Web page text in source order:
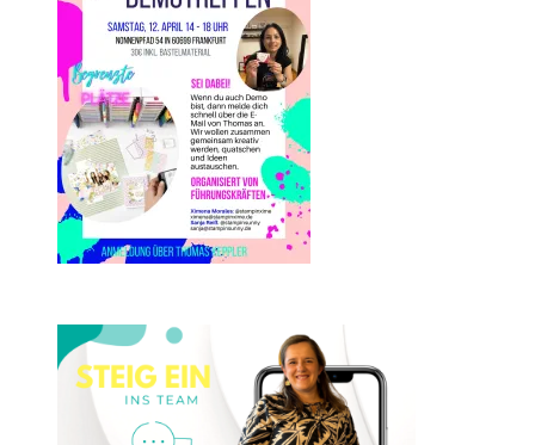
Einsteigen 2025 im Team
Stampin‘ Sunny
23. Januar 2025